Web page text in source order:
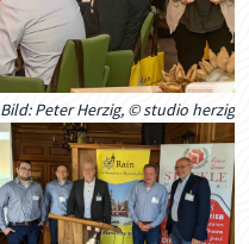
Bild: Peter Herzig, © studio herzig